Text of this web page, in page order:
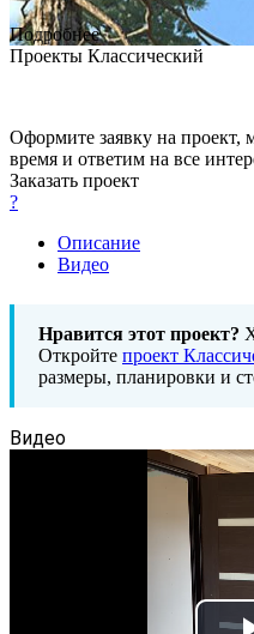
Подробнее
Проекты Классический
Оформите заявку на
время и ответим на все
Заказать проект
?
Описание
Видео
Нравится этот проект?
Откройте проект
размеры, планировки и
Видео